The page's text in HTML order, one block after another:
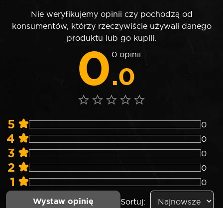
Nie weryfikujemy opinii czy pochodzą od
konsumentów, którzy rzeczywiście używali danego
produktu lub go kupili.
0.0
0 opinii
5 0
4 0
3 0
2 0
1 0
Wystaw opinię Sortuj: